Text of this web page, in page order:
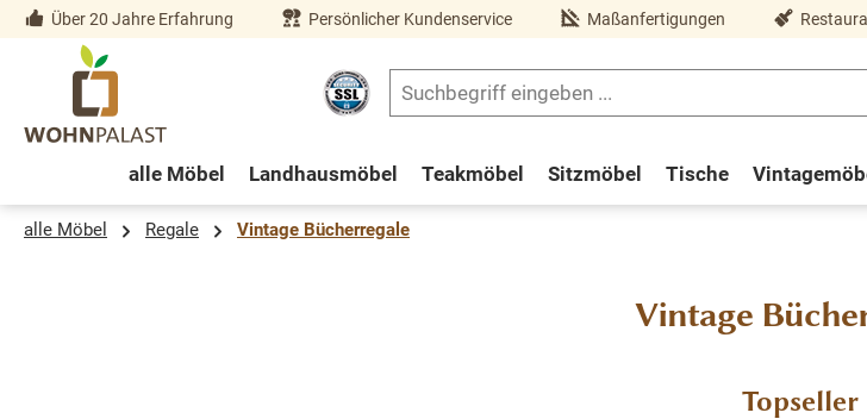
Zur Hauptnavigation springen
Über 20 Jahre Erfahrung Persönlicher Kundenservice Maßanfertigungen
alle Möbel Landhausmöbel Teakmöbel Sitzmöbel Tische
alle Möbel Regale Vintage Bücherregale
Vintage
Topseller